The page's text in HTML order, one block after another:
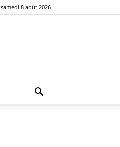
samedi 8 août 2026